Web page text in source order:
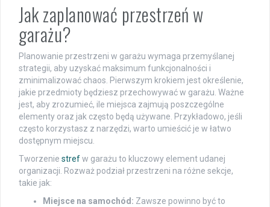
Jak zaplanować przestrzeń w
garażu?
Planowanie przestrzeni w garażu wymaga przemyślanej
strategii, aby uzyskać maksimum funkcjonalności i
zminimalizować chaos. Pierwszym krokiem jest określenie,
jakie przedmioty będziesz przechowywać w garażu. Ważne
jest, aby zrozumieć, ile miejsca zajmują poszczególne
elementy oraz jak często będą używane. Przykładowo, jeśli
często korzystasz z narzędzi, warto umieścić je w łatwo
dostępnym miejscu.
Tworzenie strefw garażu to kluczowy element udanej
organizacji. Rozważ podział przestrzeni na różne sekcje,
takie jak:
Miejsce na samochód: Zawsze powinno być to